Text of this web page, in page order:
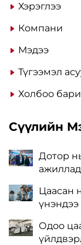
Хэрэглээ
Компани
Мэдээ
Түгээмэл
Холбоо
Сүүлийн
Дотор
Цаасан
үнэндээ
Одоо